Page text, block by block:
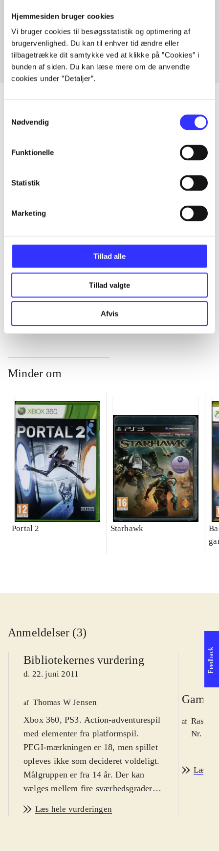
Hjemmesiden bruger cookies
Vi bruger cookies til besøgsstatistik og optimering af
brugervenlighed. Du kan til enhver tid ændre eller
tilbagetrække dit samtykke ved at klikke på ”Cookies” i
bunden af siden. Du kan læse mere om de anvendte
cookies under ”Detaljer”.
Nødvendig
Funktionelle
Statistik
Marketing
Tillad alle
Tillad valgte
Afvis
Artikler med samme emner
Fra
Artikler
...
...
Minder om
Portal 2 Starhawk
Anmeldelser (3)
Bibliotekernes vurdering
d. 22. juni 2011
af Thomas W Jensen
Xbox 360, PS3. Action-adventurespil
med elementer fra platformspil.
PEGI-mærkningen er 18, men spillet
opleves ikke som decideret voldeligt.
Målgruppen er fra 14 år. Der kan
vælges mellem fire sværhedsgrader i
Alice har tilbragt 10 år på et
Læs hele vurderingen
Game
af
Nr.
Læs
Feedback